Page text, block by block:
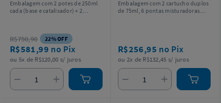
Embalagem com 2 potes de 250ml
cada (base e catalisador) + 2
R$750,90 22% OFF
R$581,99 no Pix
ou 5x de R$120,00 s/ juros
Embalagem com 2 cartucho duplos
de 75ml, 6 pontas misturadoras
R$256,95 no Pix
ou 2x de R$132,45 s/ juros